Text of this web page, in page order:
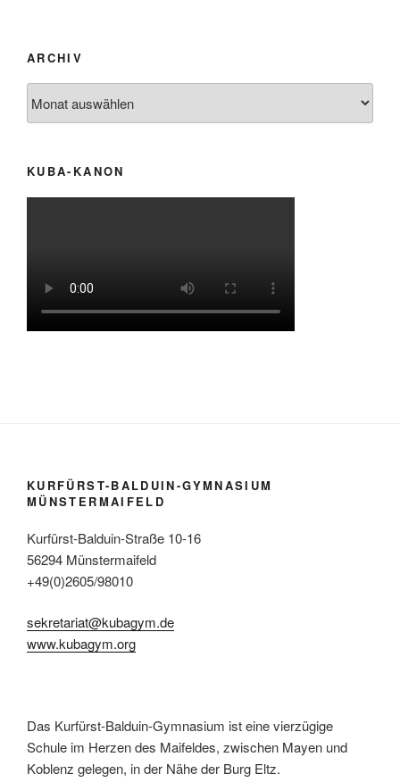
ARCHIV
KUBA-KANON
KURFÜRST-BALDUIN-GYMNASIUM
MÜNSTERMAIFELD
Kurfürst-Balduin-Straße 10-16
56294 Münstermaifeld
+49(0)2605/98010
sekretariat@kubagym.de
www.kubagym.org
Das Kurfürst-Balduin-Gymnasium ist eine vierzügige
Schule im Herzen des Maifeldes, zwischen Mayen und
Koblenz gelegen, in der Nähe der Burg Eltz.